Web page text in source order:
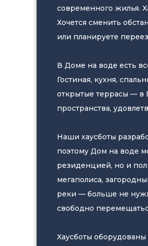
система
автономное
современного жилья.
Хочется сменить
или планируете
В Доме на воде есть
Гостиная, кухня,
открытые террасы — в
пространства,
Наши хаусботы
поэтому Дом на воде
резиденцией, но и
мегаполиса,
реки — больше не
свободно
Хаусботы